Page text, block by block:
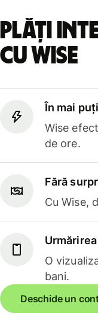
Plăți
cu Wise
În mai
Wise
de ore.
Fără
Cu Wise,
O
bani.
Deschide un